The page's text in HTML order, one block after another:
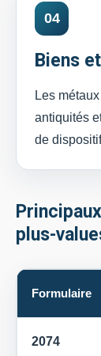
04
Biens
Les
antiquités
de
plus-
Formulaire
2074